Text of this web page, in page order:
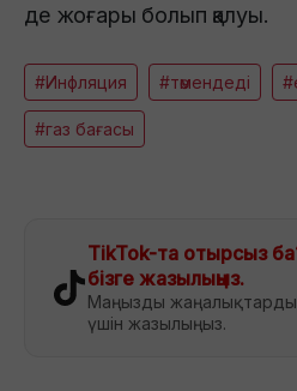
де жоғары болып қалуы.
#Инфляция #төмендеді
#газ бағасы
TikTok-та отырсыз
бізге жазылыңыз.
Маңызды
үшін жазылыңыз.